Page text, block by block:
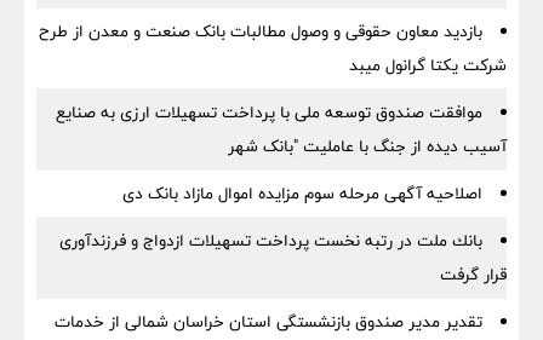
بازدید معاون حقوقی و وصول مطالبات بانک صنعت و معدن از طرح
شرکت یکتا گرانول میبد
موافقت صندوق توسعه ملی با پرداخت تسهیلات ارزی به صنایع
آسیب دیده از جنگ با عاملیت "بانک شهر
اصلاحیه آگهی مرحله سوم مزایده اموال مازاد بانک دی
بانك ملت در رتبه نخست پرداخت تسهیلات ازدواج و فرزندآوری
قرار گرفت
تقدیر مدیر صندوق بازنشستگی استان خراسان شمالی از خدمات